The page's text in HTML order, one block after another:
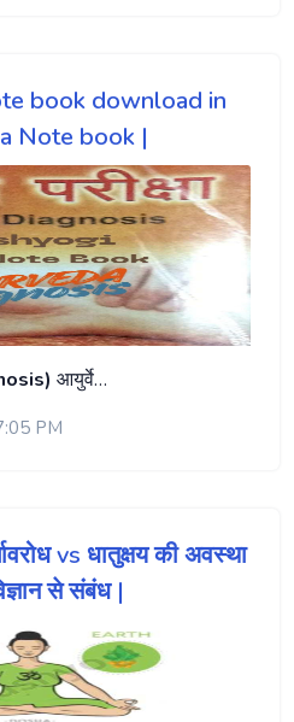
book download in
Note book |
आयुर्वे…
PM
vs धातुक्षय की अवस्था
से संबंध |